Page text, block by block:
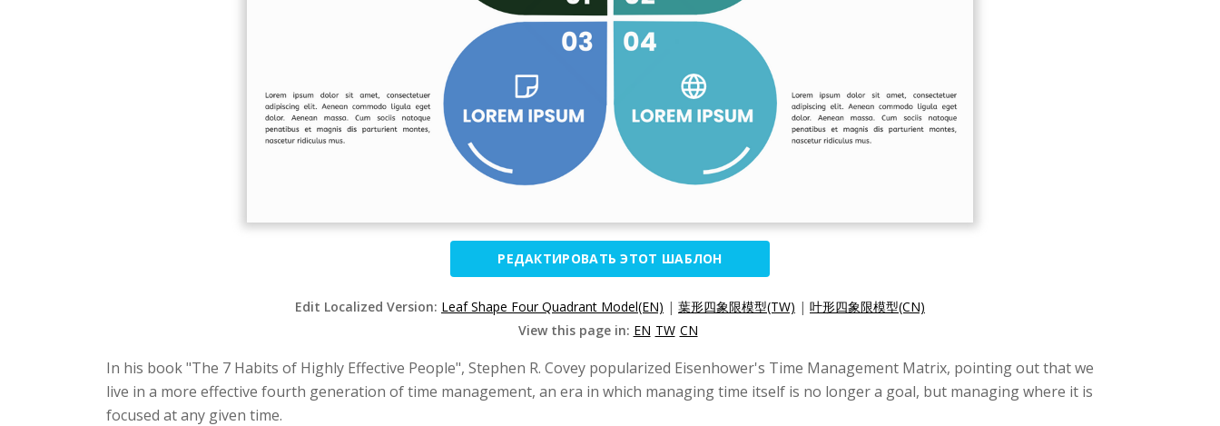
РЕДАКТИРОВАТЬ ЭТОТ ШАБЛОН
Edit Localized Version: Leaf Shape Four Quadrant Model(EN) | 葉形四象限模型(TW) | 叶形四象限模型(CN)
View this page in: EN TW CN
In his book "The 7 Habits of Highly Effective People", Stephen R. Covey popularized Eisenhower's Time Management Matrix, pointing out that we
live in a more effective fourth generation of time management, an era in which managing time itself is no longer a goal, but managing where it is
focused at any given time.